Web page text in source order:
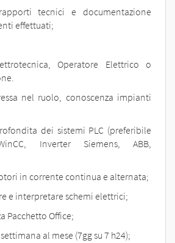
tecnici e documentazione
effettuati;
Operatore Elettrico o
nel ruolo, conoscenza impianti
dei sistemi PLC (preferibile
Inverter Siemens, ABB,
in corrente continua e alternata;
e interpretare schemi elettrici;
Pacchetto Office;
al mese (7gg su 7 h24);